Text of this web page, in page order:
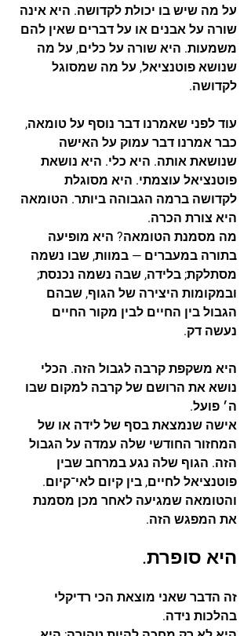
על מה שיש בו יכולת לקדושה. היא אינה
שורה על אבנים או על דברים שאין להם
משמעות. היא שורה על כלים, על מה
שנושא פוטנציאל, על מה שמסוגל
לקדושה.
עוד לפני שאמרנו דבר נוסף על טומאה,
כבר אמרנו דבר עמוק על האישה
שנושאת אותה. היא כלי. היא נושאת
פוטנציאל עוצמתי. היא מסוגלת
לקדושה ברמה הגבוהה ביותר. הטומאה
היא צורת הכרה.
מה מסמנת הטומאה? היא מופיעה
בתורה במעברים — במוות, שבו נשמה
מסתלקת; בלידה, שבה נשמה נכנסת;
ובמקומות היצירה של הגוף, שבהם
הגבול בין החיים לבין מקור החיים
נעשה דק.
היא משקפת קרבה לגבול הזה. הכלי
נושא את הרושם של קרבה למקום שבו
ה׳ פועל.
אישה שנמצאת בסף של לידה או של
המחזור החודשי שלה עמדה על הגבול
הזה. הגוף שלה נגע במרחב שבין
פוטנציאל לחיים, בין קיום לאי־קיום.
והטומאה שמגיעה לאחר מכן מסמנת
את המפגש הזה.
היא סופרת.
זה הדבר שאני מוצאת הכי רדיקלי
בהלכות נידה.